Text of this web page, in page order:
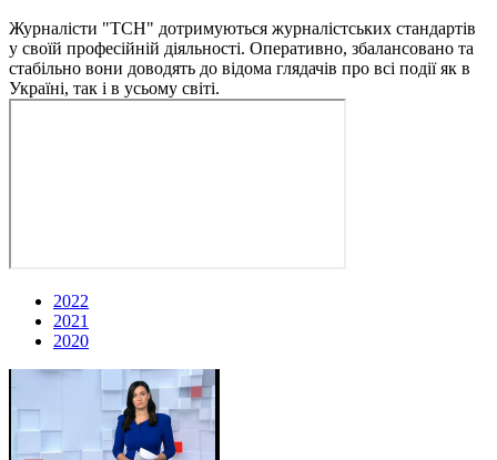
Журналісти "ТСН" дотримуються журналістських стандартів
у своїй професійній діяльності. Оперативно, збалансовано та
стабільно вони доводять до відома глядачів про всі події як в
Україні, так і в усьому світі.
2022
2021
2020